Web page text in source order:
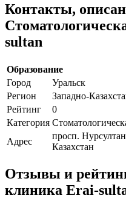
Контакты,
sultan
Образование
Город
Уральск
Регион
Западно-
Рейтинг
0
Категория
Адрес
просп.
Казахстан
Отзывы и
клиника Erai-